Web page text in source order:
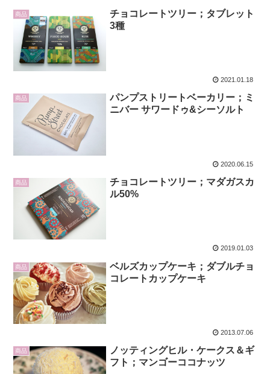
商品
チョコレートツリー；タブレット
3種
2021.01.18
商品
パンプストリートベーカリー；ミ
ニバー サワードゥ&シーソルト
2020.06.15
商品
チョコレートツリー；マダガスカ
ル50%
2019.01.03
商品
ベルズカップケーキ；ダブルチョ
コレートカップケーキ
2013.07.06
商品
ノッティングヒル・ケークス＆ギ
フト；マンゴーココナッツ